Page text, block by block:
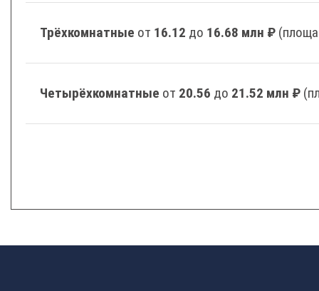
Трёхкомнатные от 16.12 до 16.68 млн ₽
Четырёхкомнатные от 20.56 до 21.52 млн ₽